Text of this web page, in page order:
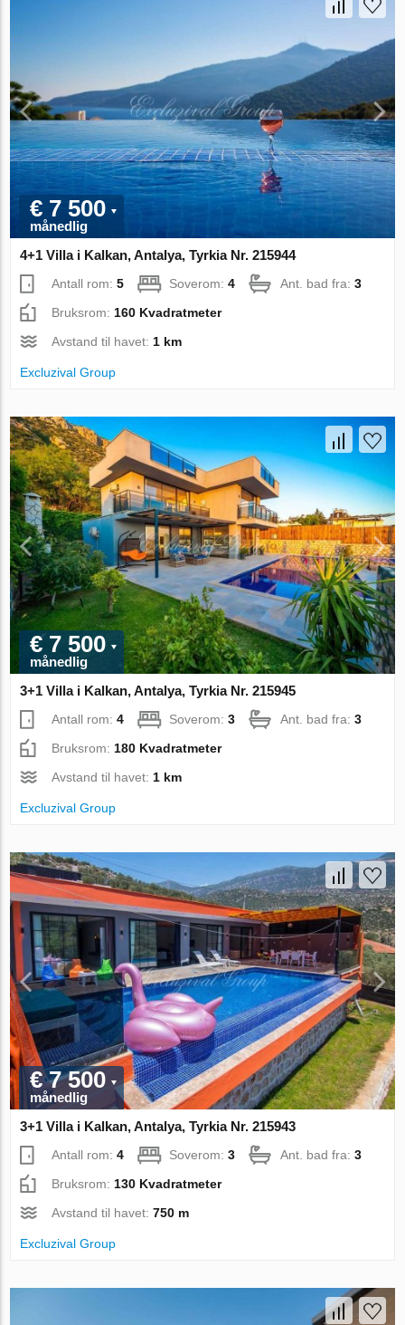
€ 7 500
månedlig
4+1 Villa i Kalkan, Antalya, Tyrkia Nr. 215944
Antall rom:5 Soverom:4 Ant. bad fra:3
Bruksrom:160 Kvadratmeter
Avstand til havet:1 km
Excluzival Group
€ 7 500
månedlig
3+1 Villa i Kalkan, Antalya, Tyrkia Nr. 215945
Antall rom:4 Soverom:3 Ant. bad fra:3
Bruksrom: 180 Kvadratmeter
Avstand til havet: 1 km
Excluzival Group
€ 7 500
månedlig
3+1 Villa i Kalkan, Antalya, Tyrkia Nr. 215943
Antall rom:4 Soverom:3 Ant. bad fra:3
Bruksrom: 130 Kvadratmeter
Avstand til havet:750 m
Excluzival Group